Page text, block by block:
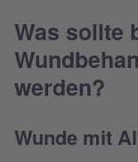
Was sollte
werden?
Wunde mit